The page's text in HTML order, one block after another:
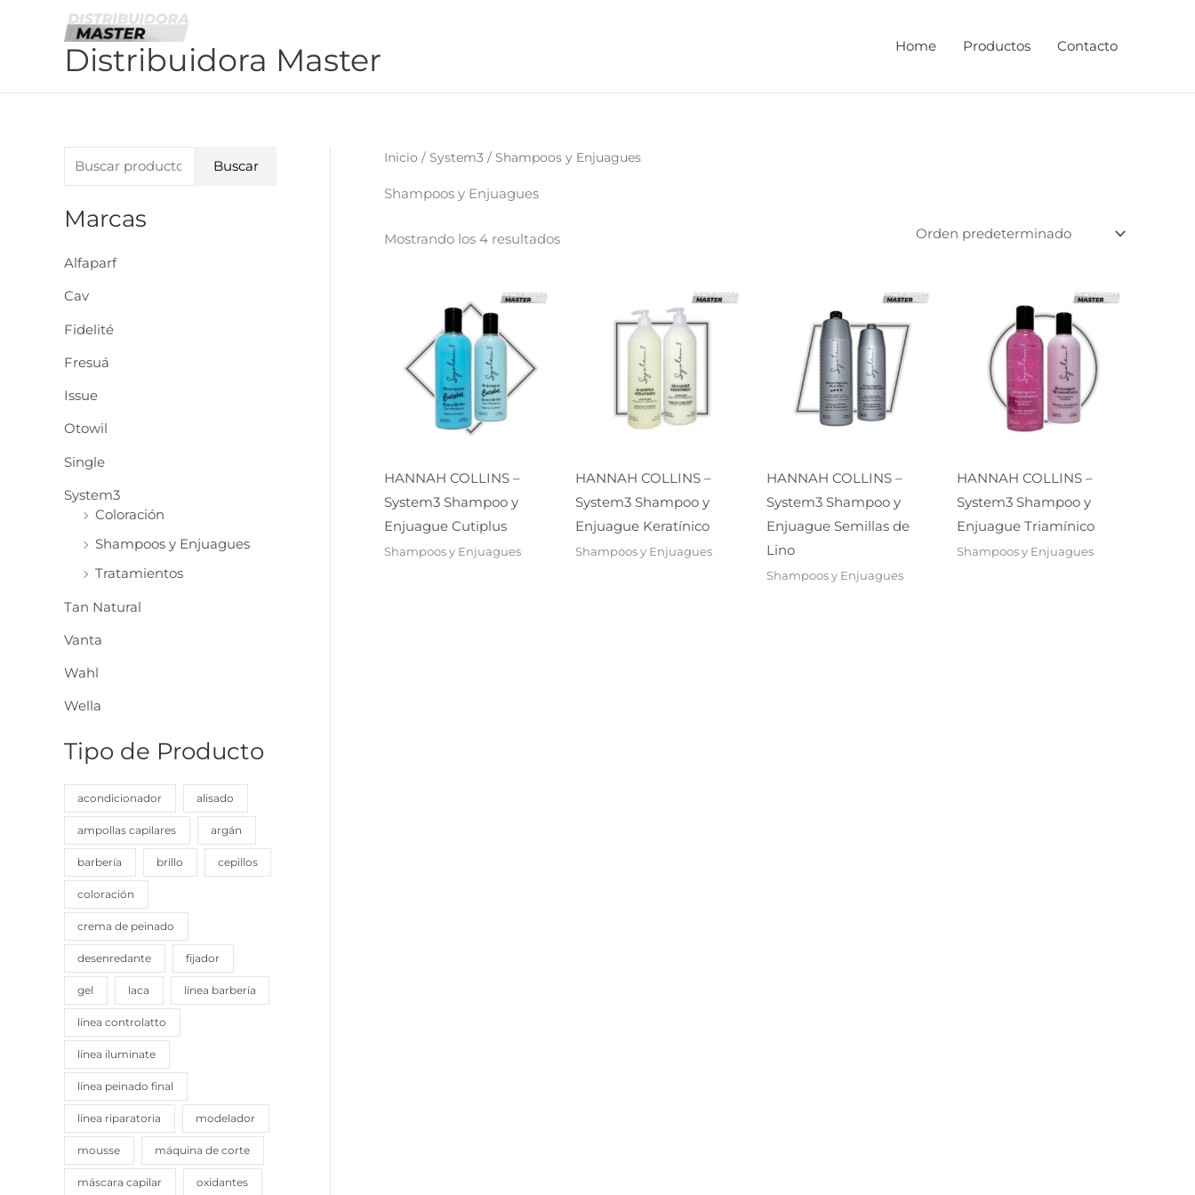
Distribuidora Master Home Productos Contacto
u
s
a
r
r
:
Buscar
Marcas
Alfaparf
Cav
Fidelité
Fresuá
Issue
Otowil
Single
System3
Coloración
Shampoos y Enjuagues
Tratamientos
Tan Natural
Vanta
Wahl
Wella
Tipo de Producto
acondicionador alisado
ampollas capilares argán
barbería brillo cepillos
coloración
crema de peinado
desenredante fijador
gel laca línea barbería
línea controlatto
línea iluminate
línea peinado final
línea riparatoria modelador
mousse máquina de corte
máscara capilar oxidantes
Inicio / System3 / Shampoos y Enjuagues
Shampoos y Enjuagues
Mostrando los 4 resultados
HANNAH COLLINS –
System3 Shampoo y
Enjuague Cutiplus
Shampoos y Enjuagues
HANNAH COLLINS –
System3 Shampoo y
Enjuague Keratínico
Shampoos y Enjuagues
HANNAH COLLINS –
System3 Shampoo y
Enjuague Semillas de
Lino
Shampoos y Enjuagues
HANNAH COLLINS –
System3 Shampoo y
Enjuague Triamínico
Shampoos y Enjuagues